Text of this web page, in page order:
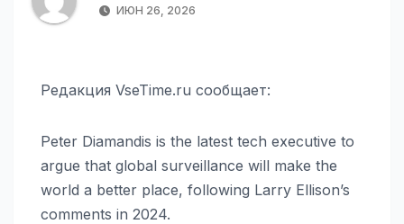
ИЮН 26, 2026
Редакция VseTime.ru сообщает:
Peter Diamandis is the latest tech executive to
argue that global surveillance will make the
world a better place, following Larry Ellison’s
comments in 2024.